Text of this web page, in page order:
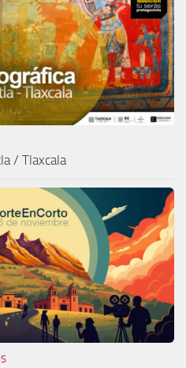
/ Tlaxcala